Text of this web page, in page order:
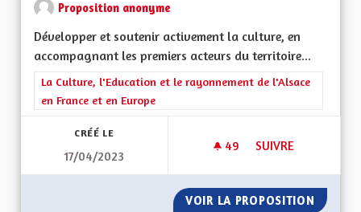
Proposition anonyme
Développer et soutenir activement la culture, en
accompagnant les premiers acteurs du territoire...
Filtrer les résultats de la catégorie : La Culture, l'Education et
La Culture, l'Education et le rayonnement de l'Alsace
en France et en Europe
CRÉÉ LE
17/04/2023
49 49 ABONNÉS
SUIVRE
VOIR LA PROPOSITION